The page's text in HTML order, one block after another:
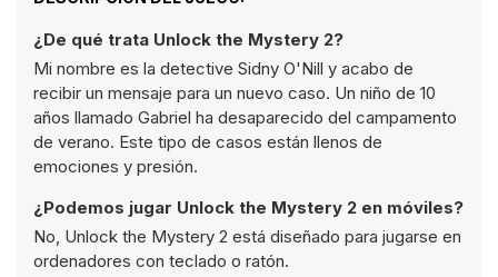
¿De qué trata Unlock the Mystery 2?
Mi nombre es la detective Sidny O'Nill y acabo de
recibir un mensaje para un nuevo caso. Un niño de 10
años llamado Gabriel ha desaparecido del campamento
de verano. Este tipo de casos están llenos de
emociones y presión.
¿Podemos jugar Unlock the Mystery 2 en móviles?
No, Unlock the Mystery 2 está diseñado para jugarse en
ordenadores con teclado o ratón.